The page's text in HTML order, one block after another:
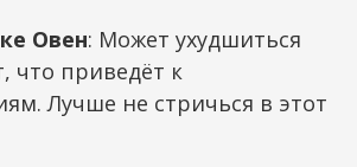
Овен: Может ухудшиться
что приведёт к
Лучше не стричься в этот